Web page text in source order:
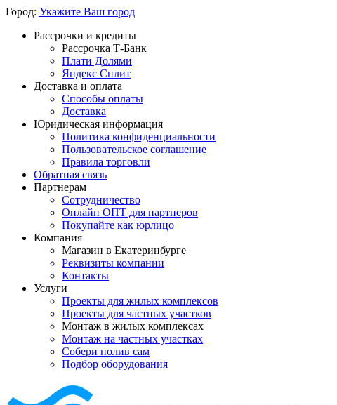
Город: Укажите Ваш город
Рассрочки и кредиты
Рассрочка Т-Банк
Плати Долями
Яндекс Сплит
Доставка и оплата
Способы оплаты
Доставка
Юридическая информация
Политика конфиденциальности
Пользовательское соглашение
Правила торговли
Обратная связь
Партнерам
Сотрудничество
Онлайн ОПТ для партнеров
Покупайте как юрлицо
Компания
Магазин в Екатеринбурге
Реквизиты компании
Контакты
Услуги
Проекты для жилых комплексов
Проекты для частных участков
Монтаж в жилых комплексах
Монтаж на частных участках
Собери полив сам
Подбор оборудования